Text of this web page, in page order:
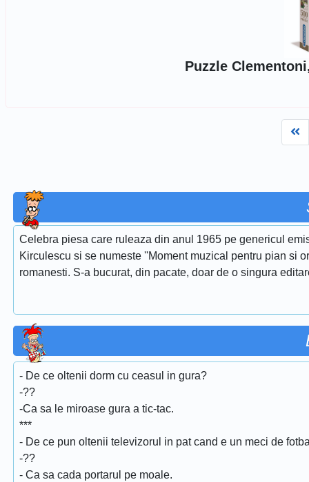
Puzzle
Celebra piesa care ruleaza din anul 1965 pe genericul
Kirculescu si se numeste ''Moment muzical pentru pian si
romanesti. S-a bucurat, din pacate, doar de o singura
- De ce oltenii dorm cu ceasul in gura?
-??
-Ca sa le miroase gura a tic-tac.
***
- De ce pun oltenii televizorul in pat cand e un meci de
-??
- Ca sa cada portarul pe moale.